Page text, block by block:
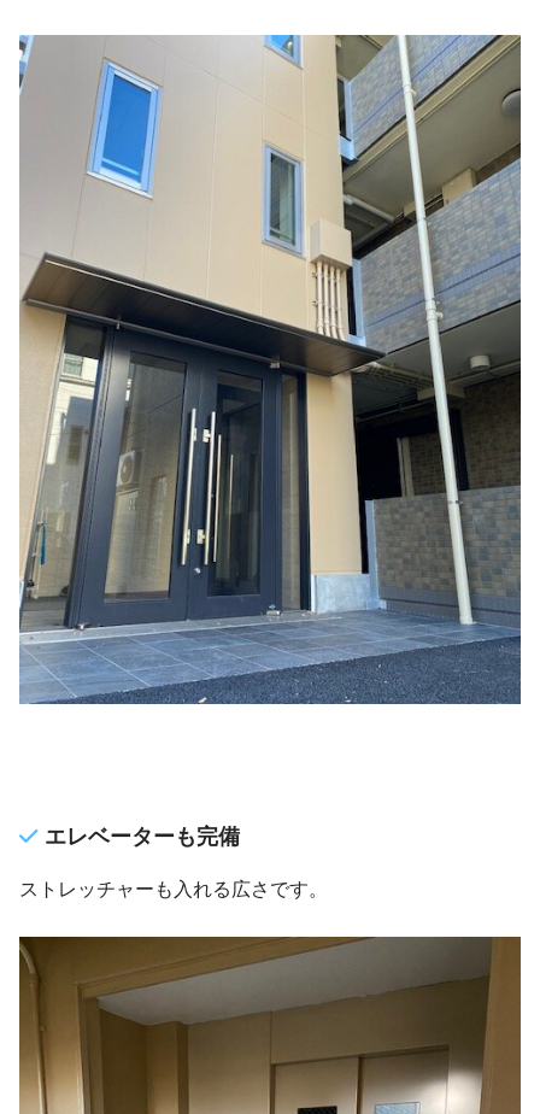
エレベーターも完備
ストレッチャーも入れる広さです。